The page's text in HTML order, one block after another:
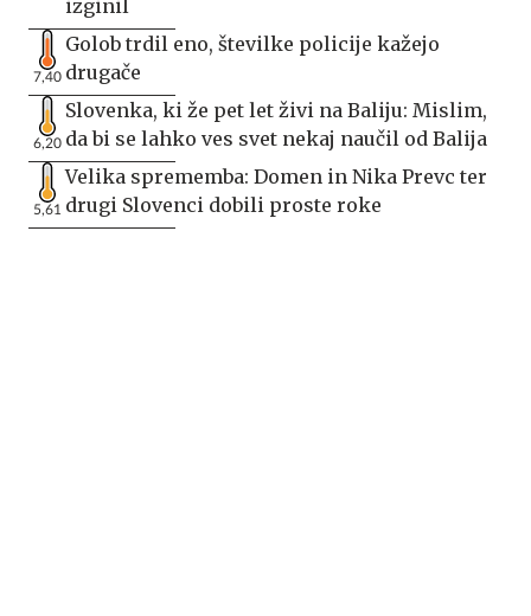
izginil
7,40
Golob trdil eno, številke policije kažejo
drugače
6,20
Slovenka, ki že pet let živi na Baliju: Mislim,
da bi se lahko ves svet nekaj naučil od Balija
5,61
Velika sprememba: Domen in Nika Prevc ter
drugi Slovenci dobili proste roke